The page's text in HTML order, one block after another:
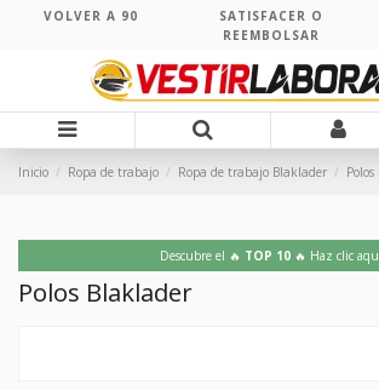
VOLVER A 90
SATISFACER O
REEMBOLSAR
Inicio Ropa de trabajo Ropa de trabajo Blaklader
Descubre el 🔥 TOP 10 🔥 Haz clic
Polos Blaklader